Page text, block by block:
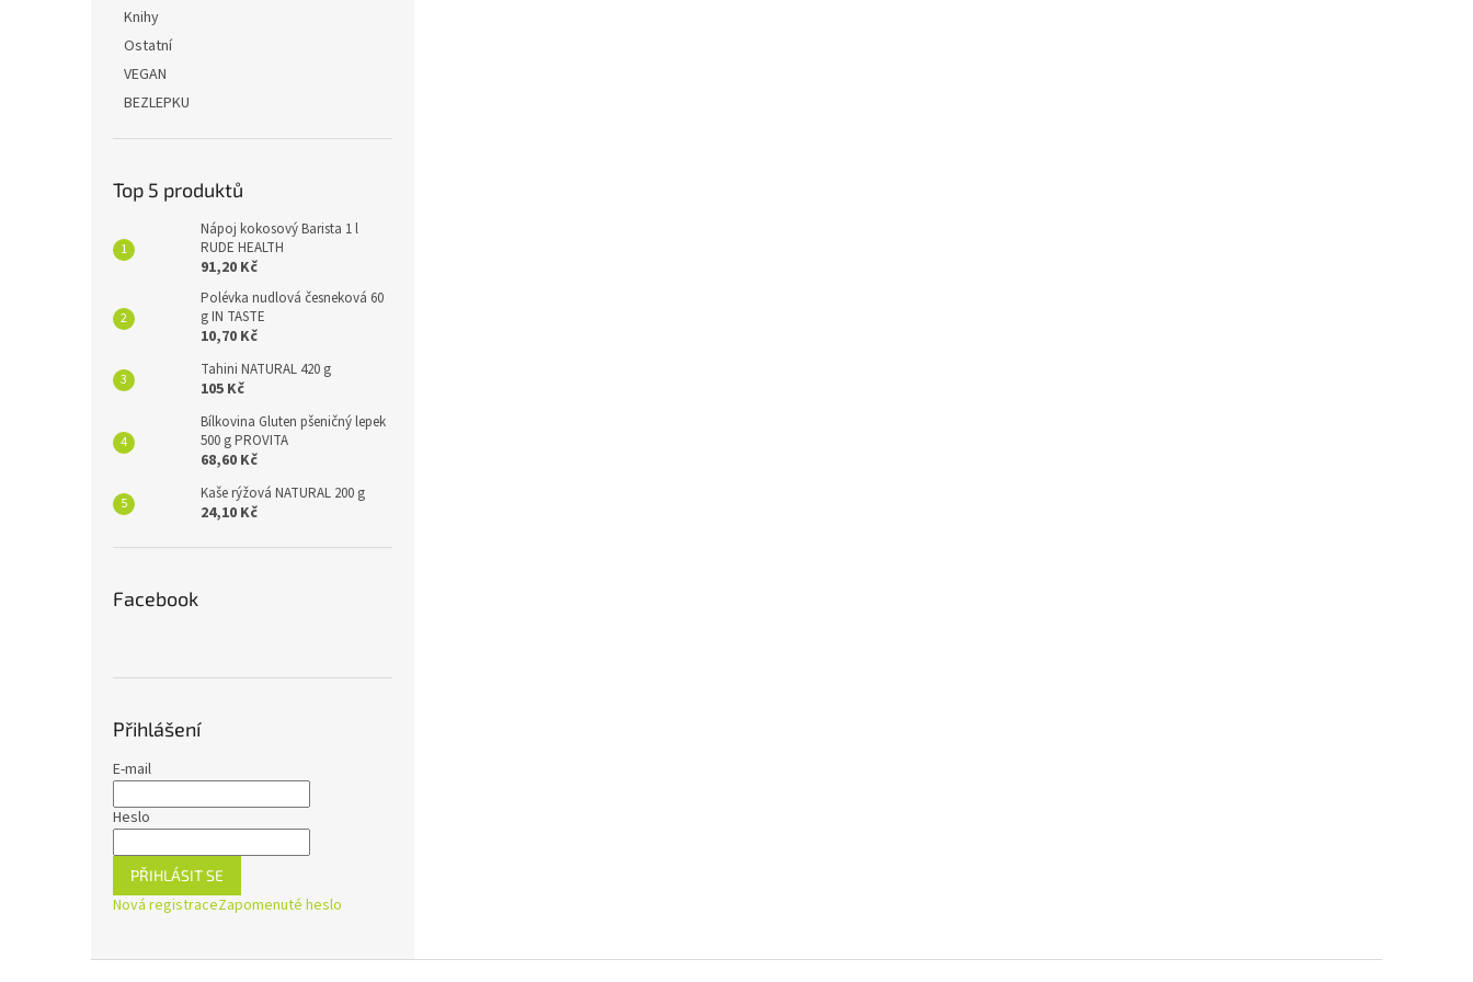
Knihy
Ostatní
VEGAN
BEZLEPKU
Top 5 produktů
Nápoj kokosový Barista 1 l
RUDE HEALTH
91,20 Kč
Polévka nudlová česneková 60
g IN TASTE
10,70 Kč
Tahini NATURAL 420 g
105 Kč
Bílkovina Gluten pšeničný lepek
500 g PROVITA
68,60 Kč
Kaše rýžová NATURAL 200 g
24,10 Kč
Facebook
Přihlášení
E-mail
Heslo
PŘIHLÁSIT SE
Nová registraceZapomenuté heslo